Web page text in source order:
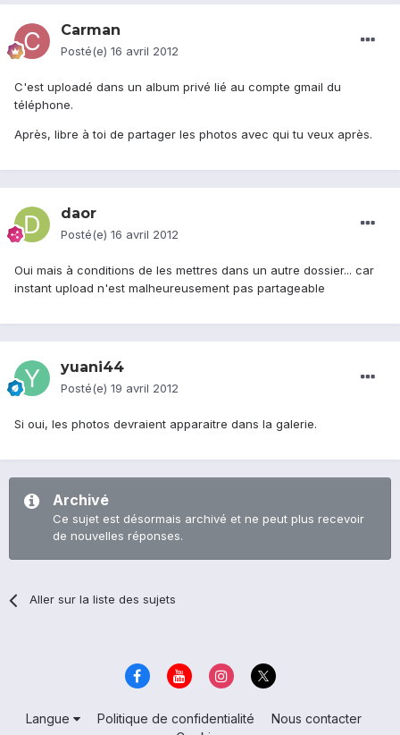
Carman
Posté(e) 16 avril 2012
C'est uploadé dans un album privé lié au compte gmail du
téléphone.
Après, libre à toi de partager les photos avec qui tu veux après.
daor
Posté(e) 16 avril 2012
Oui mais à conditions de les mettres dans un autre dossier... car
instant upload n'est malheureusement pas partageable
yuani44
Posté(e) 19 avril 2012
Si oui, les photos devraient apparaitre dans la galerie.
Archivé
Ce sujet est désormais archivé et ne peut plus recevoir
de nouvelles réponses.
Aller sur la liste des sujets
Langue Politique de confidentialité
Nous contacter